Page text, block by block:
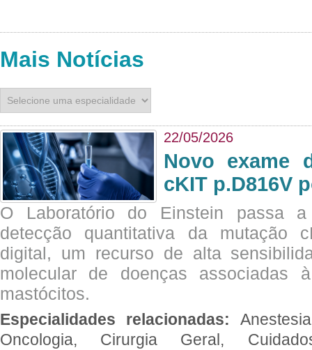
Mais Notícias
22/05/2026
Novo exame
cKIT p.D816V
O Laboratório do Einstein passa
detecção quantitativa da mutação
digital, um recurso de alta
molecular de doenças associadas
mastócitos.
Especialidades relacionadas:
Oncologia, Cirurgia Geral,